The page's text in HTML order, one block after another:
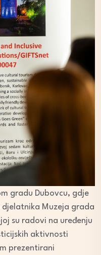
gradu Dubovcu, gdje
djelatnika Muzeja grada
su radovi na uređenju
aktivnosti
prezentirani